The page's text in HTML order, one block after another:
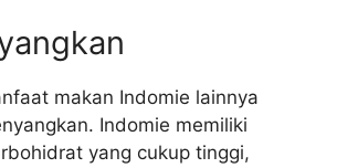
makan Indomie lainnya
Indomie memiliki
yang cukup tinggi,